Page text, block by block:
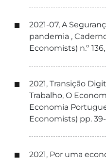
2021-07, A
pandemia ,
Economists) n.º
2021, Transição
Trabalho, O
Economia
Economists) pp.
2021, Por uma